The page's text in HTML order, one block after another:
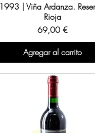
1993 | Viña Ardanza.
Rioja
Precio
69,00 €
Agregar al carrito